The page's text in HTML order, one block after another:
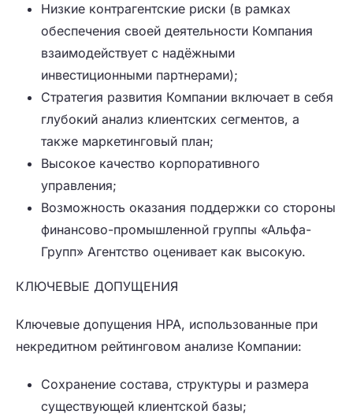
Низкие контрагентские риски (в рамках
обеспечения своей деятельности Компания
взаимодействует с надёжными
инвестиционными партнерами);
Стратегия развития Компании включает в себя
глубокий анализ клиентских сегментов, а
также маркетинговый план;
Высокое качество корпоративного
управления;
Возможность оказания поддержки со стороны
финансово-промышленной группы «Альфа-
Групп» Агентство оценивает как высокую.
КЛЮЧЕВЫЕ ДОПУЩЕНИЯ
Ключевые допущения НРА, использованные при
некредитном рейтинговом анализе Компании:
Сохранение состава, структуры и размера
существующей клиентской базы;